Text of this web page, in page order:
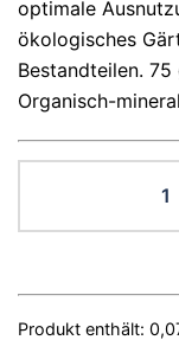
optimale
ökologisches
Bestandteilen.
Organisch-
Produkt enthält: